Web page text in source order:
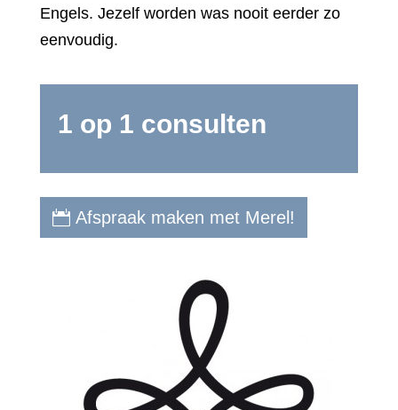
Engels. Jezelf worden was nooit eerder zo
eenvoudig.
1 op 1 consulten
Afspraak maken met Merel!